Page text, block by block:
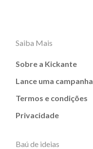
Saiba Mais
Sobre a Kickante
Lance uma campanha
Termos e condições
Privacidade
Baú de ideias